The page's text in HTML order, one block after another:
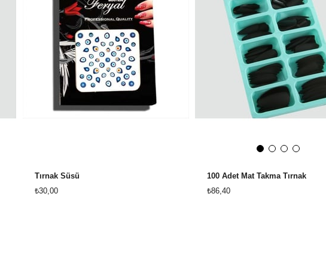
Tırnak Süsü
₺30,00
100 Adet Mat Takma Tırnak
₺86,40